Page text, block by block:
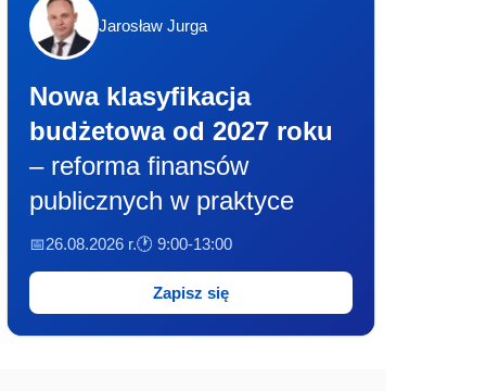
Jarosław Jurga
Nowa klasyfikacja
budżetowa od 2027 roku
– reforma finansów
publicznych w praktyce
📅26.08.2026 r.🕐 9:00-13:00
Zapisz się